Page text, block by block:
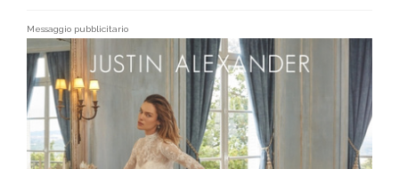
Messaggio pubblicitario